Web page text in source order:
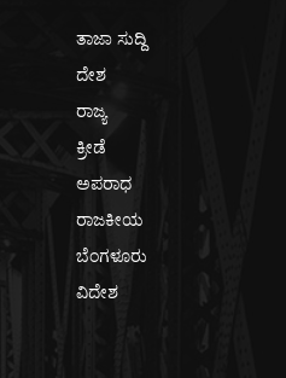
ತಾಜಾ ಸುದ್ದಿ
ದೇಶ
ರಾಜ್ಯ
ಕ್ರೀಡೆ
ಅಪರಾಧ
ರಾಜಕೀಯ
ಬೆಂಗಳೂರು
ವಿದೇಶ